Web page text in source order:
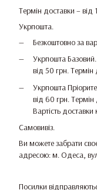
Термін доставки –
Укрпошта.
Безкоштовно за
Укрпошта Базовий.
від 50 грн.
Укрпошта
від 60 грн.
Вартість
Самовивіз.
Ви можете забрати
адресою: м. Одеса,
Посилки